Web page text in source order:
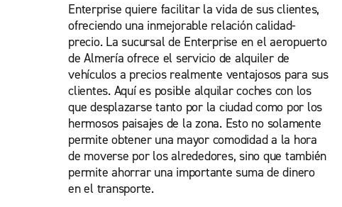
Enterprise quiere facilitar la vida de sus clientes,
ofreciendo una inmejorable relación calidad-
precio. La sucursal de Enterprise en el aeropuerto
de Almería ofrece el servicio de alquiler de
vehículos a precios realmente ventajosos para sus
clientes. Aquí es posible alquilar coches con los
que desplazarse tanto por la ciudad como por los
hermosos paisajes de la zona. Esto no solamente
permite obtener una mayor comodidad a la hora
de moverse por los alrededores, sino que también
permite ahorrar una importante suma de dinero
en el transporte.